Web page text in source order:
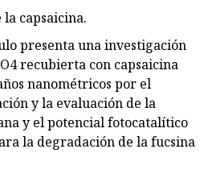
capsaicina.
presenta una investigación
recubierta con capsaicina
nanométricos por el
y la evaluación de la
y el potencial fotocatalítico
la degradación de la fucsina